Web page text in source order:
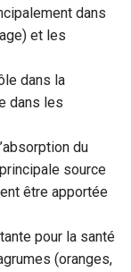
dans
et les
dans la
dans les
du
source
être apportée
pour la santé
(oranges,